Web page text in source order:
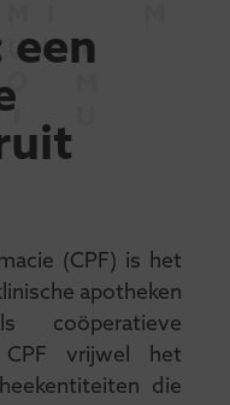
(CPF) is het
apotheken
coöperatieve
CPF vrijwel het
die